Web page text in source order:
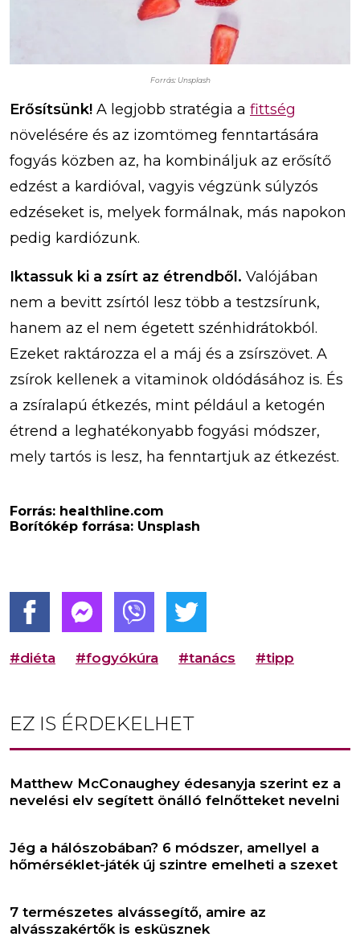
Forrás: Unsplash
Erősítsünk! A legjobb stratégia a fittség
növelésére és az izomtömeg fenntartására
fogyás közben az, ha kombináljuk az erősítő
edzést a kardióval, vagyis végzünk súlyzós
edzéseket is, melyek formálnak, más napokon
pedig kardiózunk.
Iktassuk ki a zsírt az étrendből. Valójában
nem a bevitt zsírtól lesz több a testzsírunk,
hanem az el nem égetett szénhidrátokból.
Ezeket raktározza el a máj és a zsírszövet. A
zsírok kellenek a vitaminok oldódásához is. És
a zsíralapú étkezés, mint például a ketogén
étrend a leghatékonyabb fogyási módszer,
mely tartós is lesz, ha fenntartjuk az étkezést.
Forrás: healthline.com
Borítókép forrása: Unsplash
#diéta #fogyókúra #tanács #tipp
EZ IS ÉRDEKELHET
Matthew McConaughey édesanyja szerint ez a
nevelési elv segített önálló felnőtteket nevelni
Jég a hálószobában? 6 módszer, amellyel a
hőmérséklet-játék új szintre emelheti a szexet
7 természetes alvássegítő, amire az
alvásszakértők is esküsznek